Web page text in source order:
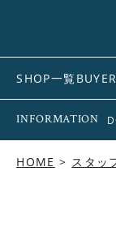
SHOP一覧
INFORMATION
HOME スタッ